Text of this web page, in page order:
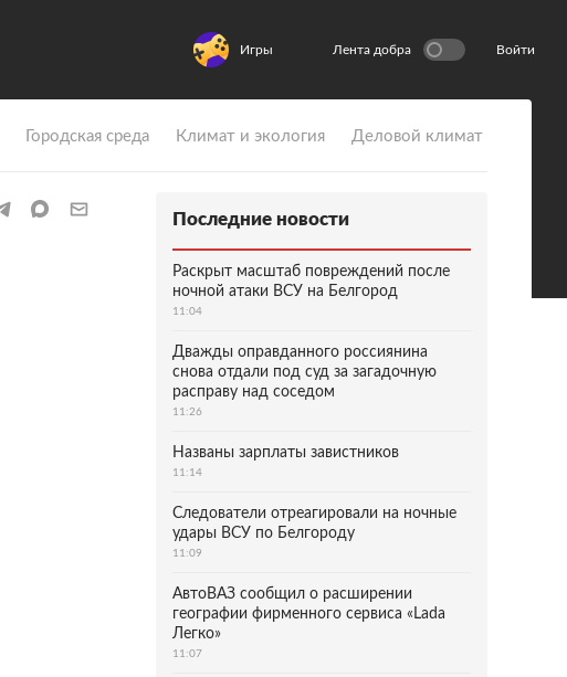
Игры Лента добра Войти
Городская среда Климат и экология Деловой климат
Последние новости
Раскрыт масштаб повреждений после
ночной атаки ВСУ на Белгород
11:04
Дважды оправданного россиянина
снова отдали под суд за загадочную
расправу над соседом
11:26
Названы зарплаты завистников
11:14
Следователи отреагировали на ночные
удары ВСУ по Белгороду
11:09
АвтоВАЗ сообщил о расширении
географии фирменного сервиса «Lada
Легко»
11:07